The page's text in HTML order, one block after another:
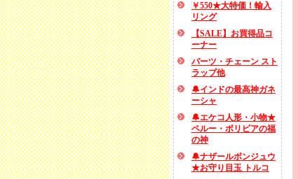
￥550★大特価！輸入
リング
【SALE】お買得品コ
ーナー
パーツ・チェーン スト
ラップ他
🔔インドの最高神ガネ
ーシャ
🔔エケコ人形・小物★
ペルー・ボリビアの福
の神
🔔ナザールボンジュウ
★お守り目玉 トルコ